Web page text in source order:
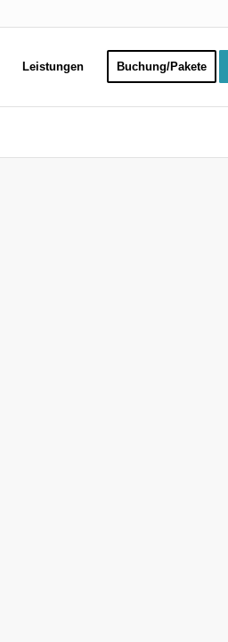
Leistungen Buchung/Pakete